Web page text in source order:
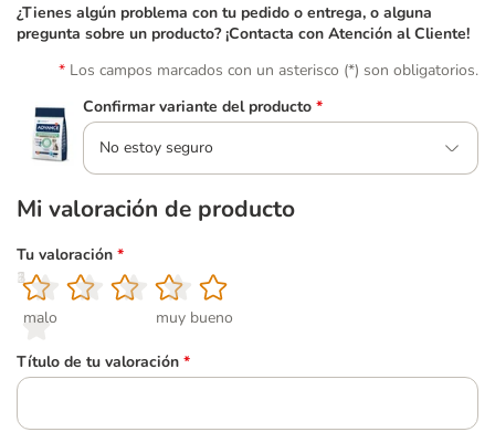
¿Tienes algún problema con tu pedido o entrega, o alguna
pregunta sobre un producto? ¡Contacta con Atención al Cliente!
Los campos marcados con un asterisco (*) son obligatorios.
Confirmar variante del producto *
No estoy seguro
Mi valoración de producto
Tu valoración *
1
malo
2
3
4
5
muy bueno
Título de tu valoración *